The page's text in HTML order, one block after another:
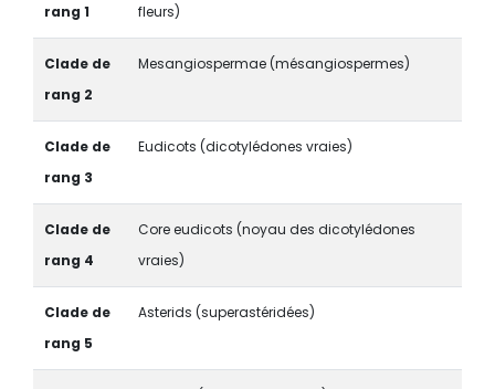
rang 1
fleurs)
Clade de
rang 2
Mesangiospermae (mésangiospermes)
Clade de
rang 3
Eudicots (dicotylédones vraies)
Clade de
rang 4
Core eudicots (noyau des dicotylédones
vraies)
Clade de
rang 5
Asterids (superastéridées)